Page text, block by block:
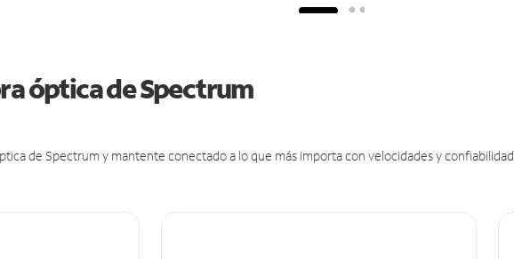
óptica de Spectrum
de Spectrum y mantente conectado a lo que más importa con velocidades y confiabilidad